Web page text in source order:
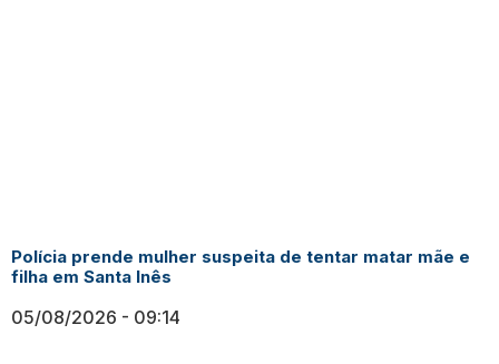
Polícia prende mulher suspeita de tentar matar mãe e
filha em Santa Inês
05/08/2026 09:14